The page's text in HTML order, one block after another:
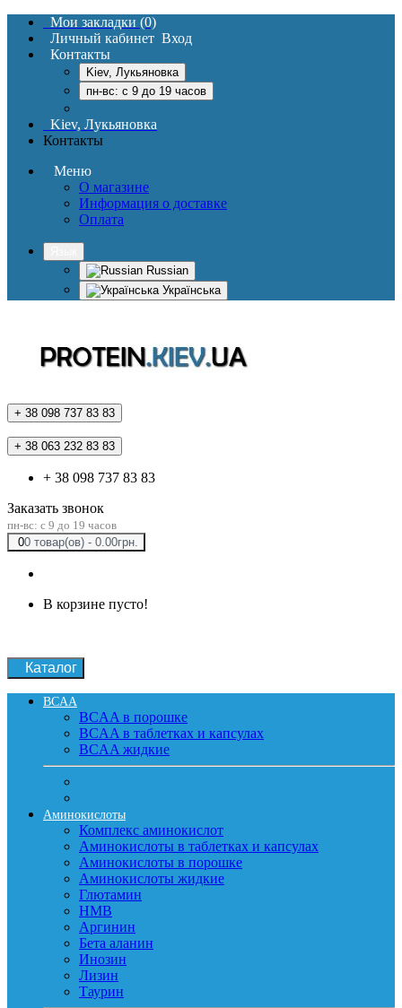
Мои закладки (0)
Личный кабинет Вход
Контакты
Kiev, Лукьяновка
пн-вс: c 9 до 19 часов
Kiev, Лукьяновка
Контакты
Меню
О магазине
Информация о доставке
Оплата
Russian
Українська
+ 38 098 737 83 83
+ 38 063 232 83 83
+ 38 098 737 83 83
Заказать звонок
пн-вс: c 9 до 19 часов
00 товар(ов) - 0.00грн.
В корзине пусто!
Каталог
BCAA
BCAA в порошке
BCAA в таблетках и капсулах
BCAA жидкие
Аминокислоты
Комплекс аминокислот
Аминокислоты в таблетках и капсулах
Аминокислоты в порошке
Аминокислоты жидкие
Глютамин
HMB
Аргинин
Бета аланин
Инозин
Лизин
Таурин